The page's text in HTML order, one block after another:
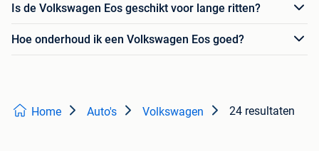
Is de Volkswagen Eos geschikt voor lange ritten?
Hoe onderhoud ik een Volkswagen Eos goed?
Home Auto's Volkswagen 24 resultaten